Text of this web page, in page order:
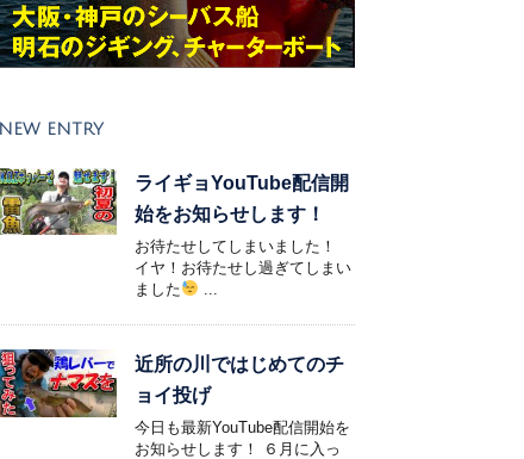
NEW ENTRY
ライギョYouTube配信開
始をお知らせします！
お待たせしてしまいました！
イヤ！お待たせし過ぎてしまい
ました
...
近所の川ではじめてのチ
ョイ投げ
今日も最新YouTube配信開始を
お知らせします！ ６月に入っ